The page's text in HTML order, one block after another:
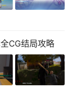
CG结局攻略